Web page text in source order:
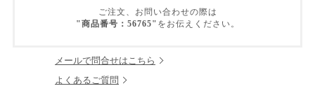
ご注文、お問い合わせの際は
"商品番号：56765" をお伝えください。
メールで問合せはこちら
よくあるご質問